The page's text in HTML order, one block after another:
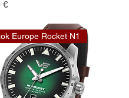
€
Europe Rocket N1